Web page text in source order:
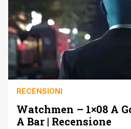
RECENSIONI
Watchmen – 1×08 A
A Bar | Recensione